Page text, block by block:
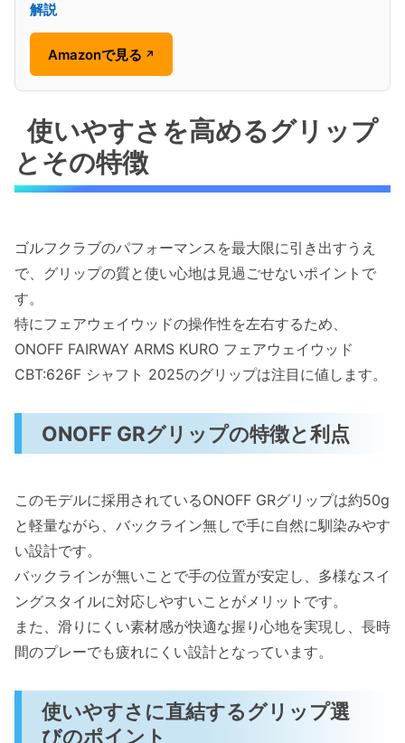
解説
Amazonで見る ↗
使いやすさを高めるグリップ
とその特徴
ゴルフクラブのパフォーマンスを最大限に引き出すうえ
で、グリップの質と使い心地は見過ごせないポイントで
す。
特にフェアウェイウッドの操作性を左右するため、
ONOFF FAIRWAY ARMS KURO フェアウェイウッド
CBT:626F シャフト 2025のグリップは注目に値します。
ONOFF GRグリップの特徴と利点
このモデルに採用されているONOFF GRグリップは約50g
と軽量ながら、バックライン無しで手に自然に馴染みやす
い設計です。
バックラインが無いことで手の位置が安定し、多様なスイ
ングスタイルに対応しやすいことがメリットです。
また、滑りにくい素材感が快適な握り心地を実現し、長時
間のプレーでも疲れにくい設計となっています。
使いやすさに直結するグリップ選
びのポイント